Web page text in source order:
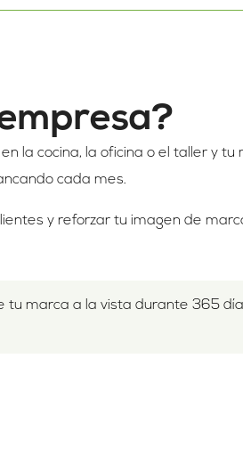
la cocina, la oficina o el taller y tu
cada mes.
y reforzar tu imagen de
tu marca a la vista durante 365